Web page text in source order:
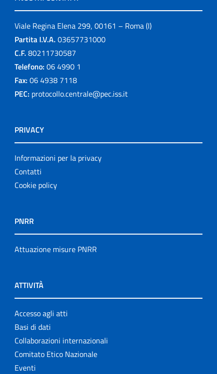
Viale Regina Elena 299, 00161 – Roma (I)
Partita I.V.A. 03657731000
C.F. 80211730587
Telefono: 06 4990 1
Fax: 06 4938 7118
PEC: protocollo.centrale@pec.iss.it
PRIVACY
Informazioni per la privacy
Contatti
Cookie policy
PNRR
Attuazione misure PNRR
ATTIVITÀ
Accesso agli atti
Basi di dati
Collaborazioni internazionali
Comitato Etico Nazionale
Eventi